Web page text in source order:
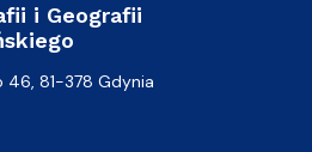
i Geografii
46, 81-378 Gdynia